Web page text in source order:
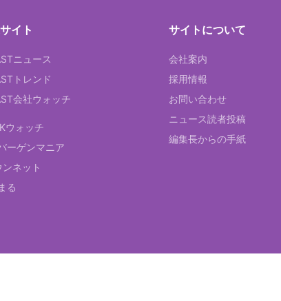
イト
ニュース
トレンド
会社ウォッチ
ウォッチ
ーゲンマニア
ネット
る
サイトについて
会社案内
採用情報
お問い合わせ
ニュース読者投稿
編集長からの手紙